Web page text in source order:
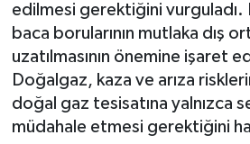
edilmesi gerektiğini
baca borularının mutlaka dış
uzatılmasının önemine işaret
Doğalgaz, kaza ve arıza
doğal gaz tesisatına yalnızca
müdahale etmesi gerektiğini